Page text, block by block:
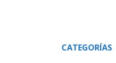
CATEGORÍAS